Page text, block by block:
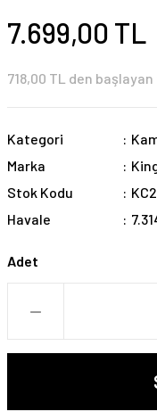
7.699,00 TL
718,00 TL den
Kategori
Marka
Stok Kodu
Havale
Adet